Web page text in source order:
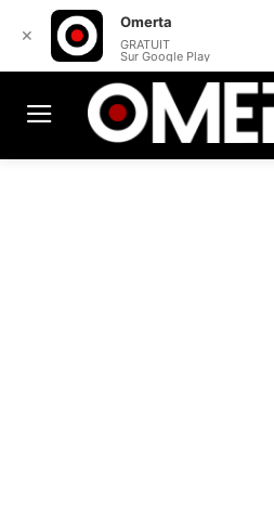
✕
Omerta
GRATUIT
Sur Google Play